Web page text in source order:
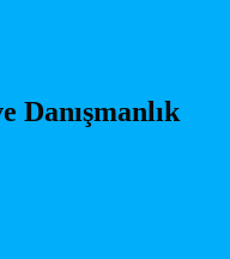
Danışmanlık